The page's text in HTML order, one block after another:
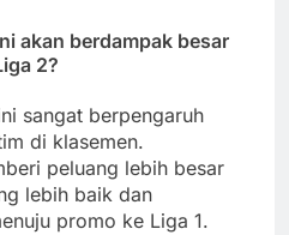
akan berdampak besar
2?
sangat berpengaruh
di klasemen.
peluang lebih besar
lebih baik dan
promo ke Liga 1.